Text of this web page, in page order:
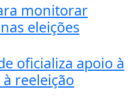
monitorar
eleições
oficializa apoio à
reeleição